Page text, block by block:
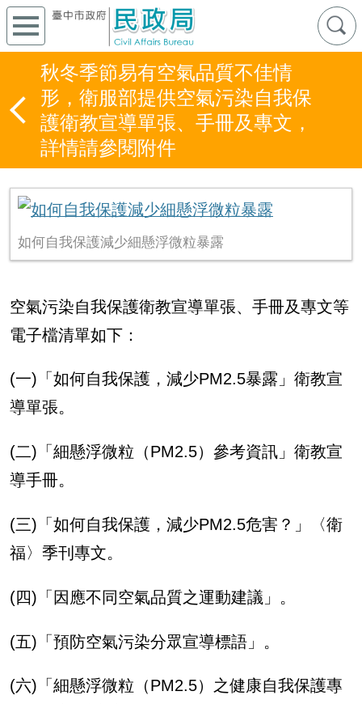
秋冬季節易有空氣品質不佳情
形，衛服部提供空氣污染自我保
護衛教宣導單張、手冊及專文，
詳情請參閱附件
如何自我保護減少細懸浮微粒暴露
空氣污染自我保護衛教宣導單張、手冊及專文等
電子檔清單如下：
(一) 「如何自我保護，減少PM2.5暴露」衛教宣
導單張。
(二) 「細懸浮微粒（PM2.5）參考資訊」衛教宣
導手冊。
(三) 「如何自我保護，減少PM2.5危害？」〈衛
福〉季刊專文。
(四) 「因應不同空氣品質之運動建議」。
(五) 「預防空氣污染分眾宣導標語」。
(六) 「細懸浮微粒（PM2.5）之健康自我保護專